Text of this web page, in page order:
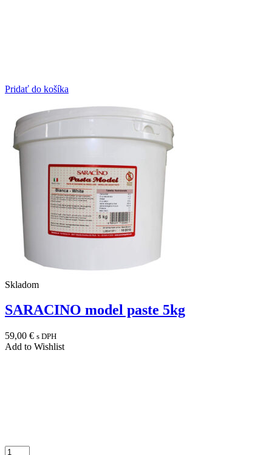
Pridať do košíka
Skladom
SARACINO model paste 5kg
59,00 € s DPH
Add to Wishlist